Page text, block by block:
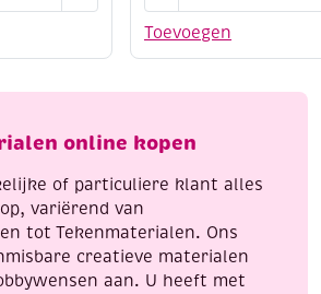
Toevoegen
do
-
wonder
Christmas
online kopen
of particuliere klant alles
variërend van
tot Tekenmaterialen. Ons
creatieve materialen
aan. U heeft met